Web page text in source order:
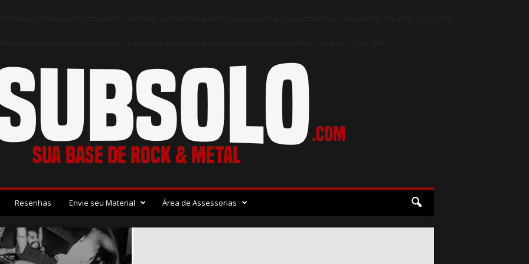
Resenhas Envie seu Material Área de Assessorias